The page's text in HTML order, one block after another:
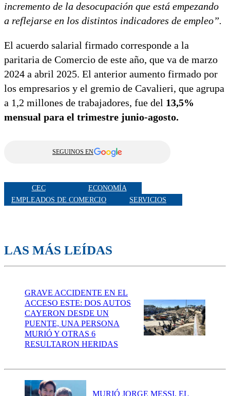
incremento de la desocupación que está empezando
a reflejarse en los distintos indicadores de empleo”.
El acuerdo salarial firmado corresponde a la
paritaria de Comercio de este año, que va de marzo
2024 a abril 2025. El anterior aumento firmado por
los empresarios y el gremio de Cavalieri, que agrupa
a 1,2 millones de trabajadores, fue del 13,5%
mensual para el trimestre junio-agosto.
SEGUINOS EN
CEC
ECONOMÍA
EMPLEADOS DE COMERCIO
SERVICIOS
LAS MÁS LEÍDAS
GRAVE ACCIDENTE EN EL
ACCESO ESTE: DOS AUTOS
CAYERON DESDE UN
PUENTE, UNA PERSONA
MURIÓ Y OTRAS 6
RESULTARON HERIDAS
MURIÓ JORGE MESSI, EL